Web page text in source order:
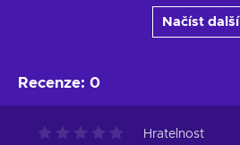
Načíst další
Recenze: 0
Hratelnost